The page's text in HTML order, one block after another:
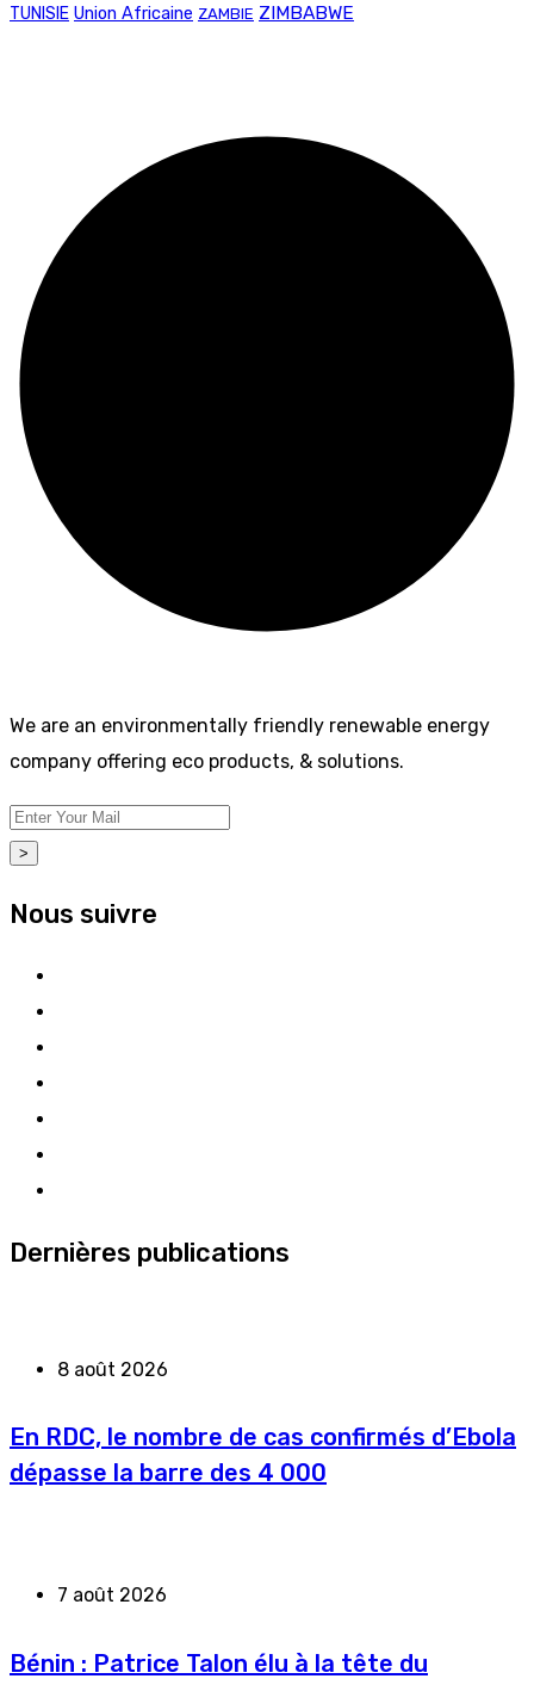
TUNISIE Union Africaine ZAMBIE ZIMBABWE
We are an environmentally friendly renewable energy
company offering eco products, & solutions.
>
Nous suivre
Dernières publications
8 août 2026
En RDC, le nombre de cas confirmés d’Ebola
dépasse la barre des 4 000
7 août 2026
Bénin : Patrice Talon élu à la tête du